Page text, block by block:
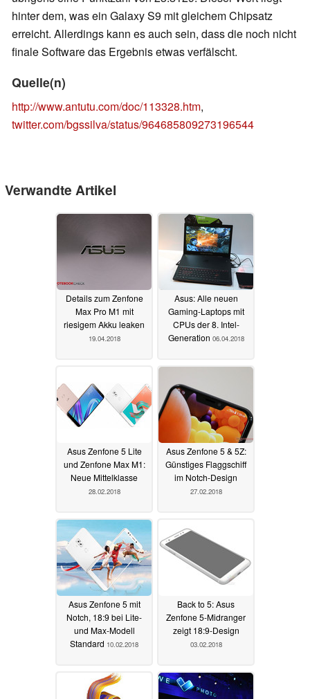
hinter dem, was ein Galaxy S9 mit gleichem Chipsatz
erreicht. Allerdings kann es auch sein, dass die noch nicht
finale Software das Ergebnis etwas verfälscht.
Quelle(n)
http://www.antutu.com/doc/113328.htm,
twitter.com/bgssilva/status/964685809273196544
Verwandte Artikel
Details zum Zenfone
Max Pro M1 mit
riesigem Akku leaken
19.04.2018
Asus: Alle neuen
Gaming-Laptops mit
CPUs der 8. Intel-
Generation 06.04.2018
Asus Zenfone 5 Lite
und Zenfone Max M1:
Neue Mittelklasse
28.02.2018
Asus Zenfone 5 & 5Z:
Günstiges Flaggschiff
im Notch-Design
27.02.2018
Asus Zenfone 5 mit
Notch, 18:9 bei Lite-
und Max-Modell
Standard 10.02.2018
Back to 5: Asus
Zenfone 5-Midranger
zeigt 18:9-Design
03.02.2018